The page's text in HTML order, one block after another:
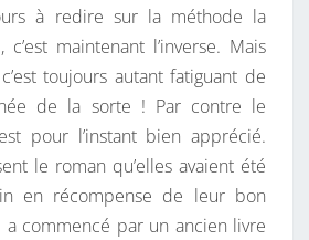
à redire sur la méthode la
maintenant l’inverse. Mais
toujours autant fatiguant de
de la sorte ! Par contre le
pour l’instant bien apprécié.
le roman qu’elles avaient été
en récompense de leur bon
commencé par un ancien livre